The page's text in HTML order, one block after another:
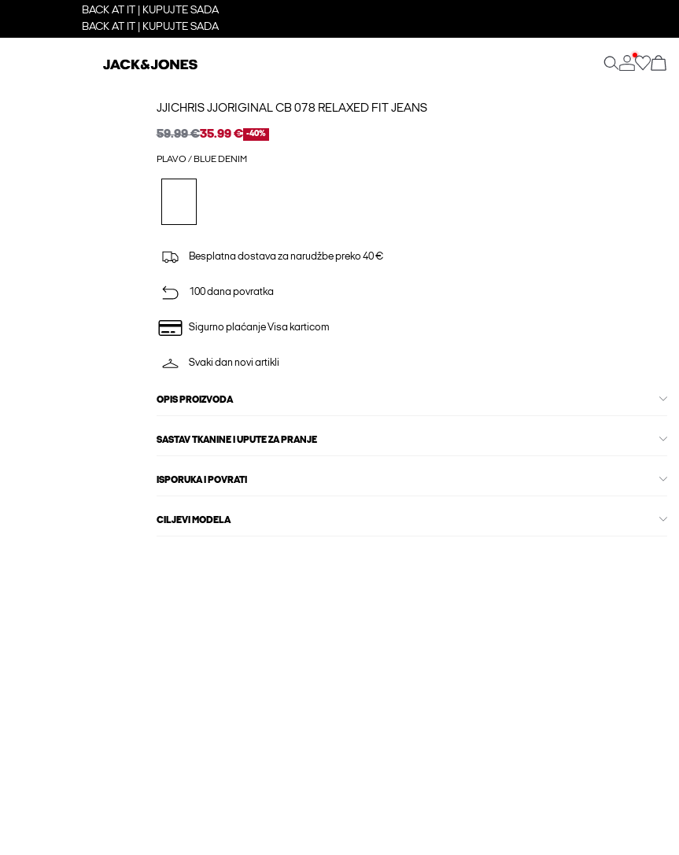
BACK AT IT | KUPUJTE SADA
BACK AT IT | KUPUJTE SADA
JJICHRIS JJORIGINAL CB 078 RELAXED FIT JEANS
59.99 €35.99 € -40%
PLAVO / BLUE DENIM
Besplatna dostava za narudžbe preko 40 €
100 dana povratka
Sigurno plaćanje Visa karticom
Svaki dan novi artikli
OPIS PROIZVODA
SASTAV TKANINE I UPUTE ZA PRANJE
ISPORUKA I POVRATI
CILJEVI MODELA